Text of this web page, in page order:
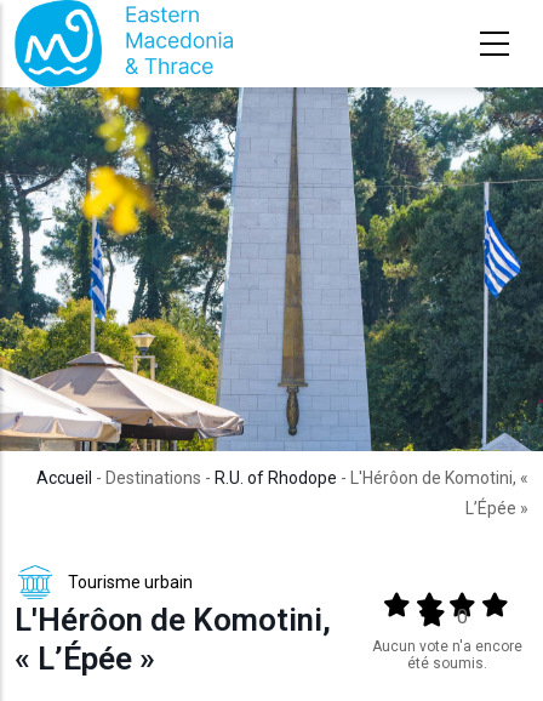
Aller au contenu principal
Accueil - Destinations - R.U. of Rhodope - L'Hérôon de Komotini, «
L’Épée »
Tourisme urbain
L'Hérôon de Komotini,
« L’Épée »
Output format
(star)(star)(star)
(star)
0
Aucun vote n'a encore
été soumis.